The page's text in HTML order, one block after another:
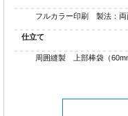
フルカラー印刷 製法：
仕立て
周囲縫製 上部棒袋（